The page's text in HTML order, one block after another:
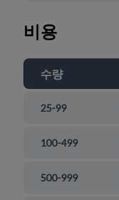
비용
수량
25-99
100-499
500-999